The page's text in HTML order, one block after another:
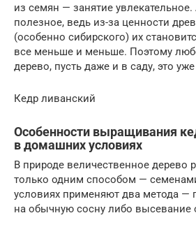
из семян — занятие
полезное, ведь из-за ценности
(особенно сибирского) их
все меньше и меньше. Поэтому
дерево, пусть даже и в саду, это
Кедр ливанский
Особенности выращивания
в домашних условиях
В природе величественное дерево
только одним способом —
условиях применяют два метода —
на обычную сосну либо высевание